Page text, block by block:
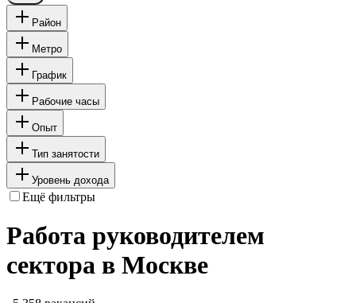
Район
Метро
График
Рабочие часы
Опыт
Тип занятости
Уровень дохода
Ещё фильтры
Работа руководителем
сектора в Москве